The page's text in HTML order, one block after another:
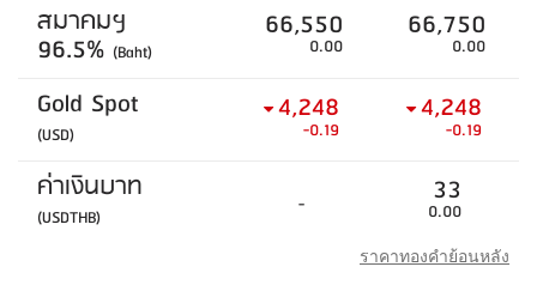
สมาคมฯ
96.5% (Baht)
66,550
0.00
66,750
0.00
Gold Spot
(USD)
4,248
-0.19
4,248
-0.19
ค่าเงินบาท
(USDTHB) - 33
0.00
ราคาทองคำย้อนหลัง